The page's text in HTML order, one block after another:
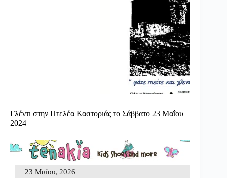
Γλέντι στην Πτελέα Καστοριάς το Σάββατο 23 Μαΐου
2024
23 Μαΐου, 2026